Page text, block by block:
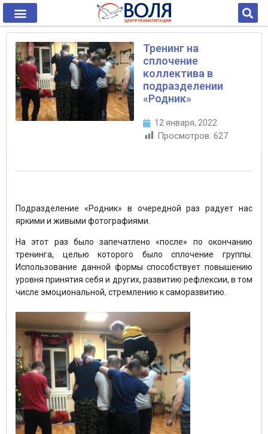
Тренинг на
сплочение
коллектива в
подразделении
«Родник»
12 января, 2022
Просмотров: 627
Подразделение «Родник» в очередной раз радует нас
яркими и живыми фотографиями.
На этот раз было запечатлено «после» по окончанию
тренинга, целью которого было сплочение группы.
Использование данной формы способствует повышению
уровня принятия себя и других, развитию рефлексии, в том
числе эмоциональной, стремлению к саморазвитию.